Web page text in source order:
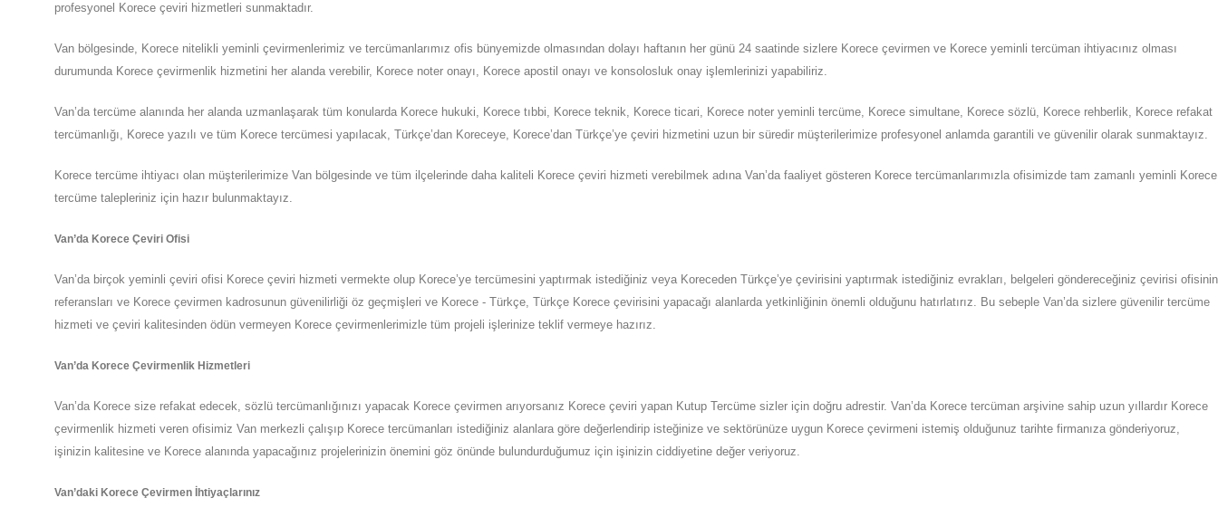
profesyonel Korece çeviri hizmetleri sunmaktadır.
Van bölgesinde, Korece nitelikli yeminli çevirmenlerimiz ve tercümanlarımız ofis bünyemizde olmasından dolayı haftanın her günü 24 saatinde sizlere Korece çevirmen ve Korece yeminli tercüman ihtiyacınız olması
durumunda Korece çevirmenlik hizmetini her alanda verebilir, Korece noter onayı, Korece apostil onayı ve konsolosluk onay işlemlerinizi yapabiliriz.
Van’da tercüme alanında her alanda uzmanlaşarak tüm konularda Korece hukuki, Korece tıbbi, Korece teknik, Korece ticari, Korece noter yeminli tercüme, Korece simultane, Korece sözlü, Korece rehberlik, Korece refakat
tercümanlığı, Korece yazılı ve tüm Korece tercümesi yapılacak, Türkçe’dan Koreceye, Korece’dan Türkçe’ye çeviri hizmetini uzun bir süredir müşterilerimize profesyonel anlamda garantili ve güvenilir olarak sunmaktayız.
Korece tercüme ihtiyacı olan müşterilerimize Van bölgesinde ve tüm ilçelerinde daha kaliteli Korece çeviri hizmeti verebilmek adına Van’da faaliyet gösteren Korece tercümanlarımızla ofisimizde tam zamanlı yeminli Korece
tercüme talepleriniz için hazır bulunmaktayız.
Van’da Korece Çeviri Ofisi
Van’da birçok yeminli çeviri ofisi Korece çeviri hizmeti vermekte olup Korece’ye tercümesini yaptırmak istediğiniz veya Koreceden Türkçe’ye çevirisini yaptırmak istediğiniz evrakları, belgeleri göndereceğiniz çevirisi ofisinin
referansları ve Korece çevirmen kadrosunun güvenilirliği öz geçmişleri ve Korece - Türkçe, Türkçe Korece çevirisini yapacağı alanlarda yetkinliğinin önemli olduğunu hatırlatırız. Bu sebeple Van’da sizlere güvenilir tercüme
hizmeti ve çeviri kalitesinden ödün vermeyen Korece çevirmenlerimizle tüm projeli işlerinize teklif vermeye hazırız.
Van’da Korece Çevirmenlik Hizmetleri
Van’da Korece size refakat edecek, sözlü tercümanlığınızı yapacak Korece çevirmen arıyorsanız Korece çeviri yapan Kutup Tercüme sizler için doğru adrestir. Van’da Korece tercüman arşivine sahip uzun yıllardır Korece
çevirmenlik hizmeti veren ofisimiz Van merkezli çalışıp Korece tercümanları istediğiniz alanlara göre değerlendirip isteğinize ve sektörünüze uygun Korece çevirmeni istemiş olduğunuz tarihte firmanıza gönderiyoruz,
işinizin kalitesine ve Korece alanında yapacağınız projelerinizin önemini göz önünde bulundurduğumuz için işinizin ciddiyetine değer veriyoruz.
Van’daki Korece Çevirmen İhtiyaçlarınız